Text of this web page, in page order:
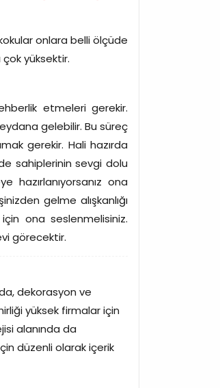
onlara belli ölçüde
çok yüksektir.
etmeleri gerekir.
gelebilir. Bu süreç
gerekir. Hali hazırda
sahiplerinin sevgi dolu
ona
gelme alışkanlığı
ona seslenmelisiniz.
görecektir.
dekorasyon ve
yüksek firmalar için
alanında da
düzenli olarak içerik